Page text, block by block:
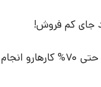
جای کم فروش!
بحال.